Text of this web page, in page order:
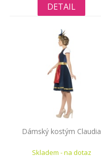
DETAIL
Dámský kostým Claudia
Skladem - na dotaz